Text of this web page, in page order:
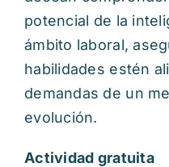
potencial de la
ámbito laboral,
habilidades estén
demandas de un
evolución.
Actividad gratuita